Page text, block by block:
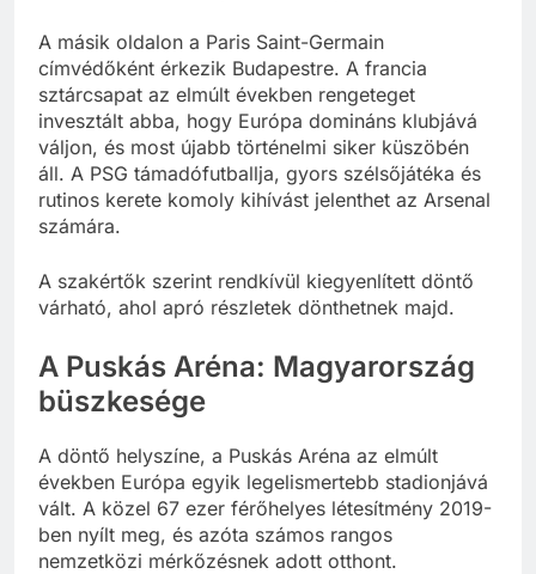
A másik oldalon a Paris Saint-Germain
címvédőként érkezik Budapestre. A francia
sztárcsapat az elmúlt években rengeteget
invesztált abba, hogy Európa domináns klubjává
váljon, és most újabb történelmi siker küszöbén
áll. A PSG támadófutballja, gyors szélsőjátéka és
rutinos kerete komoly kihívást jelenthet az Arsenal
számára.
A szakértők szerint rendkívül kiegyenlített döntő
várható, ahol apró részletek dönthetnek majd.
A Puskás Aréna: Magyarország
büszkesége
A döntő helyszíne, a Puskás Aréna az elmúlt
években Európa egyik legelismertebb stadionjává
vált. A közel 67 ezer férőhelyes létesítmény 2019-
ben nyílt meg, és azóta számos rangos
nemzetközi mérkőzésnek adott otthont.